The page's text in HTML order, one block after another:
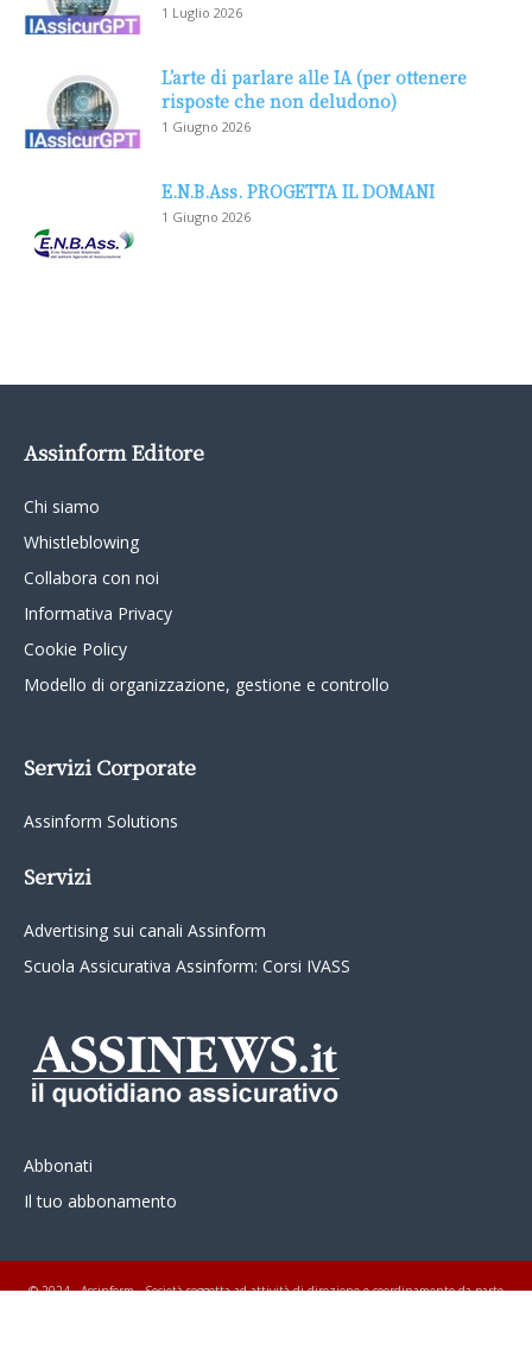
1 Luglio 2026
L’arte di parlare alle IA (per ottenere
risposte che non deludono)
1 Giugno 2026
E.N.B.Ass. PROGETTA IL DOMANI
1 Giugno 2026
Assinform Editore
Chi siamo
Whistleblowing
Collabora con noi
Informativa Privacy
Cookie Policy
Modello di organizzazione, gestione e controllo
Servizi Corporate
Assinform Solutions
Servizi
Advertising sui canali Assinform
Scuola Assicurativa Assinform: Corsi IVASS
Abbonati
Il tuo abbonamento
© 2024 - Assinform - Società soggetta ad attività di direzione e coordinamento da parte